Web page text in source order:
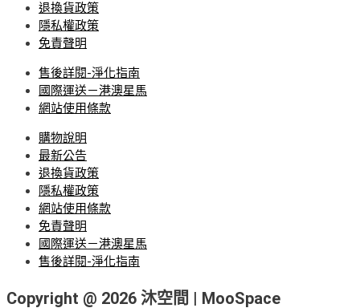
退換貨政策
隱私權政策
免責聲明
售後詳閱-淨化指南
國際運送－港澳星馬
網站使用條款
購物說明
最新公告
退換貨政策
隱私權政策
網站使用條款
免責聲明
國際運送－港澳星馬
售後詳閱-淨化指南
Copyright @ 2026 沐空間 | MooSpace